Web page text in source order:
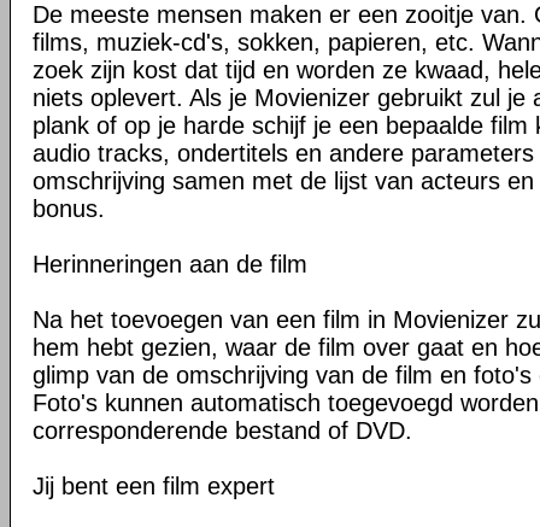
De meeste mensen maken er een zooitje van.
films, muziek-cd's, sokken, papieren, etc.
zoek zijn kost dat tijd en worden ze kwaad,
niets oplevert. Als je Movienizer gebruikt zul je
plank of op je harde schijf je een bepaalde film
audio tracks, ondertitels en andere
omschrijving samen met de lijst van acteurs
bonus.
Herinneringen aan de film
Na het toevoegen van een film in Movienizer
hem hebt gezien, waar de film over gaat en
glimp van de omschrijving van de film en
Foto's kunnen automatisch toegevoegd
corresponderende bestand of DVD.
Jij bent een film expert